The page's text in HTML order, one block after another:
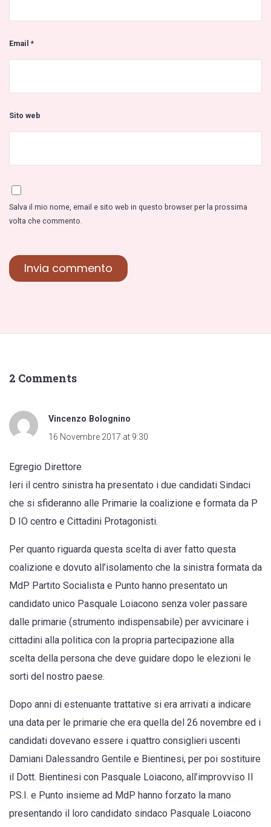
Email*
Sito web
Salva il mio nome, email e sito web in questo browser per la prossima
volta che commento.
2 Comments
Vincenzo Bolognino
16 Novembre 2017 at 9:30
Egregio Direttore
Ieri il centro sinistra ha presentato i due candidati Sindaci
che si sfideranno alle Primarie la coalizione e formata da P
D IO centro e Cittadini Protagonisti.
Per quanto riguarda questa scelta di aver fatto questa
coalizione e dovuto all’isolamento che la sinistra formata da
MdP Partito Socialista e Punto hanno presentato un
candidato unico Pasquale Loiacono senza voler passare
dalle primarie (strumento indispensabile) per avvicinare i
cittadini alla politica con la propria partecipazione alla
scelta della persona che deve guidare dopo le elezioni le
sorti del nostro paese.
Dopo anni di estenuante trattative si era arrivati a indicare
una data per le primarie che era quella del 26 novembre ed i
candidati dovevano essere i quattro consiglieri uscenti
Damiani Dalessandro Gentile e Bientinesi, per poi sostituire
il Dott. Bientinesi con Pasquale Loiacono, all’improvviso Il
P.S.I. e Punto insieme ad MdP hanno forzato la mano
presentando il loro candidato sindaco Pasquale Loiacono